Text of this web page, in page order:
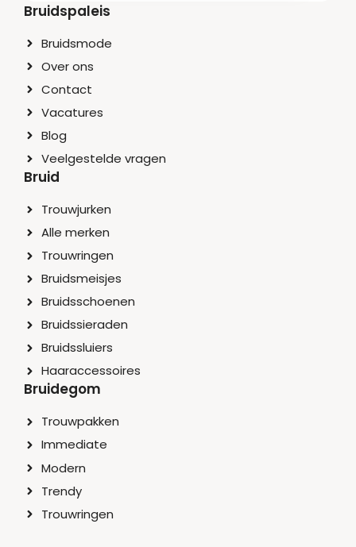
Bruidspaleis
Bruidsmode
Over ons
Contact
Vacatures
Blog
Veelgestelde vragen
Bruid
Trouwjurken
Alle merken
Trouwringen
Bruidsmeisjes
Bruidsschoenen
Bruidssieraden
Bruidssluiers
Haaraccessoires
Bruidegom
Trouwpakken
Immediate
Modern
Trendy
Trouwringen